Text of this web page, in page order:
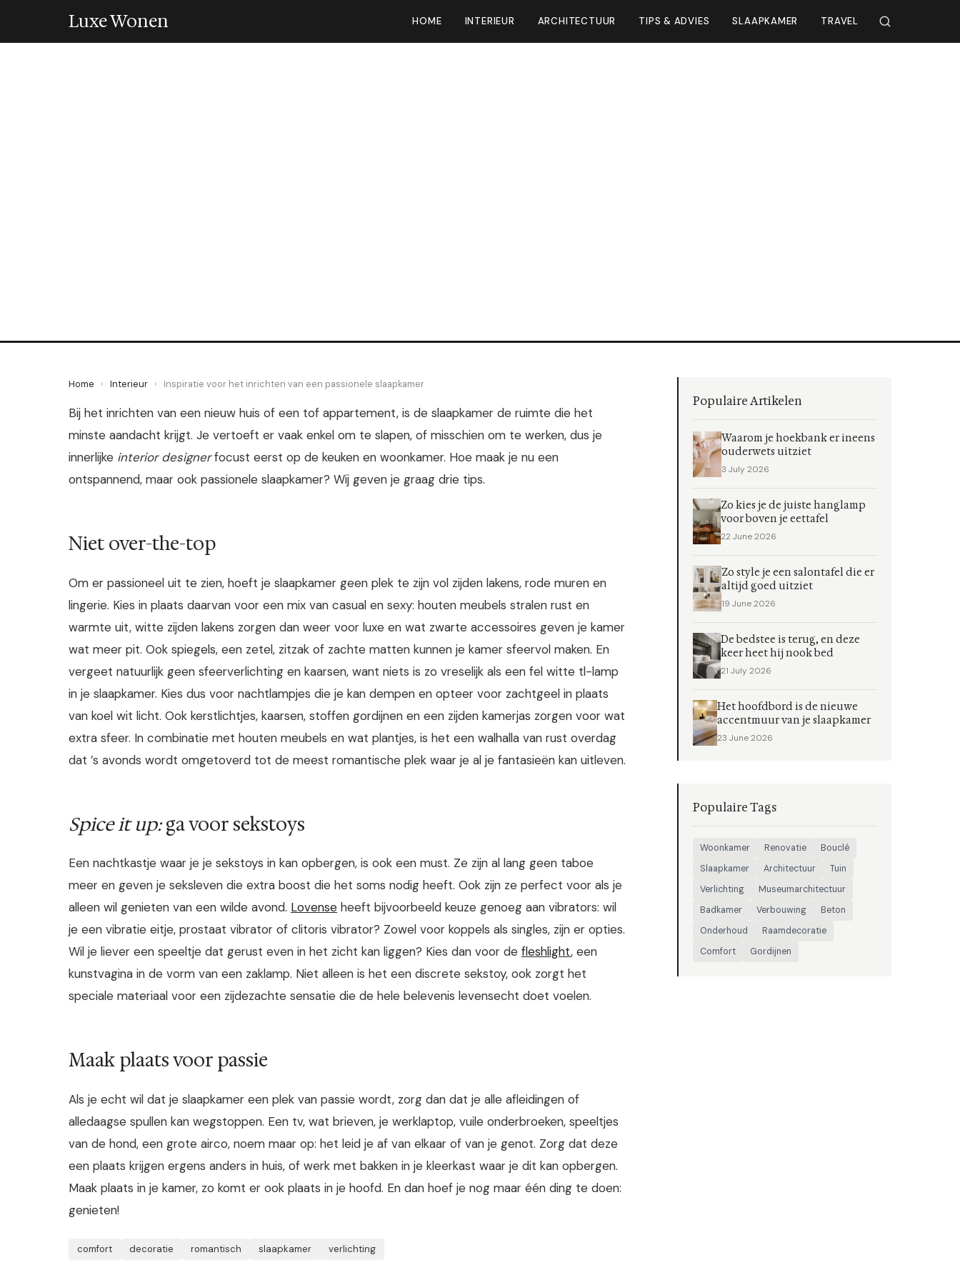
Luxe Wonen HOME INTERIEUR ARCHITECTUUR TIPS & ADVIES SLAAPKAMER TRAVEL
Home › Interieur › Inspiratie voor het inrichten van een passionele slaapkamer
Bij het inrichten van een nieuw huis of een tof appartement, is de slaapkamer de ruimte die het
minste aandacht krijgt. Je vertoeft er vaak enkel om te slapen, of misschien om te werken, dus je
innerlijke interior designerfocust eerst op de keuken en woonkamer. Hoe maak je nu een
ontspannend, maar ook passionele slaapkamer? Wij geven je graag drie tips.
Niet over-the-top
Om er passioneel uit te zien, hoeft je slaapkamer geen plek te zijn vol zijden lakens, rode muren en
lingerie. Kies in plaats daarvan voor een mix van casual en sexy: houten meubels stralen rust en
warmte uit, witte zijden lakens zorgen dan weer voor luxe en wat zwarte accessoires geven je kamer
wat meer pit. Ook spiegels, een zetel, zitzak of zachte matten kunnen je kamer sfeervol maken. En
vergeet natuurlijk geen sfeerverlichting en kaarsen, want niets is zo vreselijk als een fel witte tl-lamp
in je slaapkamer. Kies dus voor nachtlampjes die je kan dempen en opteer voor zachtgeel in plaats
van koel wit licht. Ook kerstlichtjes, kaarsen, stoffen gordijnen en een zijden kamerjas zorgen voor wat
extra sfeer. In combinatie met houten meubels en wat plantjes, is het een walhalla van rust overdag
dat ’s avonds wordt omgetoverd tot de meest romantische plek waar je al je fantasieën kan uitleven.
Spice it up:ga voor sekstoys
Een nachtkastje waar je je sekstoys in kan opbergen, is ook een must. Ze zijn al lang geen taboe
meer en geven je seksleven die extra boost die het soms nodig heeft. Ook zijn ze perfect voor als je
alleen wil genieten van een wilde avond. Lovense heeft bijvoorbeeld keuze genoeg aan vibrators: wil
je een vibratie eitje, prostaat vibrator of clitoris vibrator? Zowel voor koppels als singles, zijn er opties.
Wil je liever een speeltje dat gerust even in het zicht kan liggen? Kies dan voor de fleshlight, een
kunstvagina in de vorm van een zaklamp. Niet alleen is het een discrete sekstoy, ook zorgt het
speciale materiaal voor een zijdezachte sensatie die de hele belevenis levensecht doet voelen.
Maak plaats voor passie
Als je echt wil dat je slaapkamer een plek van passie wordt, zorg dan dat je alle afleidingen of
alledaagse spullen kan wegstoppen. Een tv, wat brieven, je werklaptop, vuile onderbroeken, speeltjes
van de hond, een grote airco, noem maar op: het leid je af van elkaar of van je genot. Zorg dat deze
een plaats krijgen ergens anders in huis, of werk met bakken in je kleerkast waar je dit kan opbergen.
Maak plaats in je kamer, zo komt er ook plaats in je hoofd. En dan hoef je nog maar één ding te doen:
genieten!
comfort decoratie romantisch slaapkamer verlichting
Populaire Artikelen
Waarom je hoekbank er ineens
ouderwets uitziet
3 July 2026
Zo kies je de juiste hanglamp
voor boven je eettafel
22 June 2026
Zo style je een salontafel die er
altijd goed uitziet
19 June 2026
De bedstee is terug, en deze
keer heet hij nook bed
21 July 2026
Het hoofdbord is de nieuwe
accentmuur van je slaapkamer
23 June 2026
Populaire Tags
Woonkamer Renovatie
Bouclé
Slaapkamer
Architectuur
Tuin
Verlichting
Museumarchitectuur
Badkamer
Verbouwing
Beton
Onderhoud
Raamdecoratie
Comfort
Gordijnen